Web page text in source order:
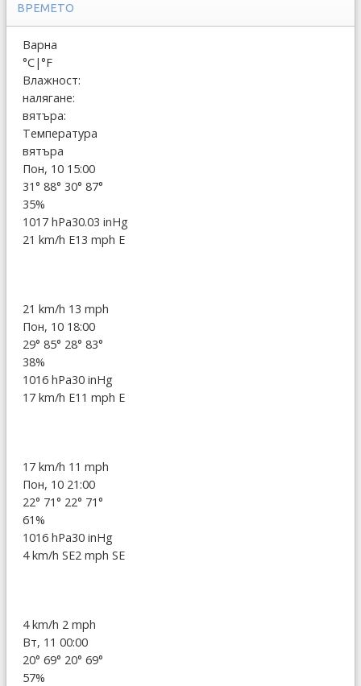
ВРЕМЕТО
Варна
°C|°F
Влажност:
налягане:
вятъра:
Температура
вятъра
Пон, 10 15:00
31° 88° 30° 87°
35%
1017 hPa30.03 inHg
21 km/h E13 mph E
21 km/h 13 mph
Пон, 10 18:00
29° 85° 28° 83°
38%
1016 hPa30 inHg
17 km/h E11 mph E
17 km/h 11 mph
Пон, 10 21:00
22° 71° 22° 71°
61%
1016 hPa30 inHg
4 km/h SE2 mph SE
4 km/h 2 mph
Вт, 11 00:00
20° 69° 20° 69°
57%